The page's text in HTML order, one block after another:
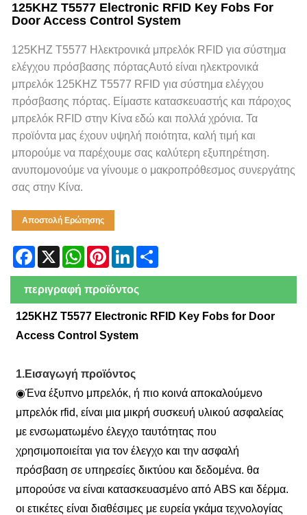
125KHZ T5577 Electronic RFID Key Fobs For
Door Access Control System
125KHZ T5577 Ηλεκτρονικά μπρελόκ RFID για σύστημα
ελέγχου πρόσβασης πόρταςΑυτό είναι ηλεκτρονικά
μπρελόκ 125KHZ T5577 RFID για σύστημα ελέγχου
πρόσβασης πόρτας. Είμαστε κατασκευαστής και πάροχος
μπρελόκ RFID στην Κίνα εδώ και πολλά χρόνια. Τα
προϊόντα μας έχουν υψηλή ποιότητα, καλή τιμή και
μπορούμε να παρέχουμε σας καλύτερη εξυπηρέτηση.
ανυπομονούμε να γίνουμε ο μακροπρόθεσμος συνεργάτης
σας στην Κίνα.
Αποστολή Ερώτησης
Facebook
X WhatsApp
PinterestLinkedIn
περιγραφή προϊόντος
125KHZ T5577 Electronic RFID Key Fobs for Door
Access Control System
1.Εισαγωγή προϊόντος
◉Ένα έξυπνο μπρελόκ, ή πιο κοινά αποκαλούμενο
μπρελόκ rfid, είναι μια μικρή συσκευή υλικού ασφαλείας
με ενσωματωμένο έλεγχο ταυτότητας που
χρησιμοποιείται για τον έλεγχο και την ασφαλή
πρόσβαση σε υπηρεσίες δικτύου και δεδομένα. θα
μπορούσε να είναι κατασκευασμένο από ABS και δέρμα.
οι ετικέτες είναι διαθέσιμες με ευρεία γκάμα τεχνολογίας